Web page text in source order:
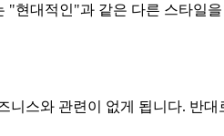
현대적인"과 같은 다른 스타일
니스와 관련이 없게 됩니다. 반